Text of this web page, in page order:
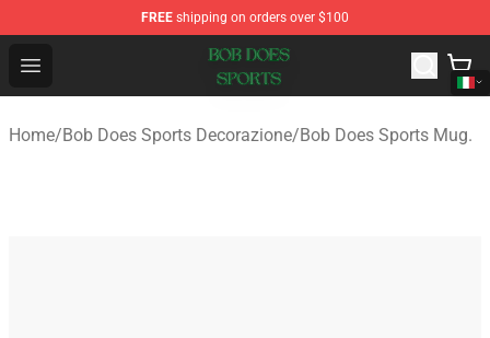
FREE shipping on orders over $100
Open menu
Bob Does Sports Store - Official Bob Does Sports
Home/Bob Does Sports Decorazione/Bob Does Sports Mug.